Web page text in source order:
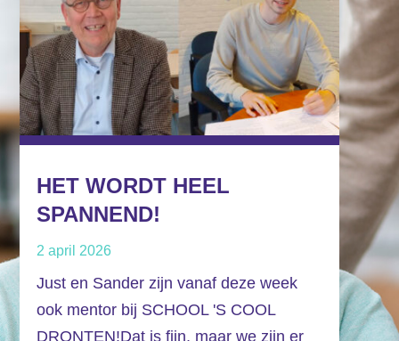
HET WORDT HEEL
SPANNEND!
2 april 2026
Just en Sander zijn vanaf deze week
ook mentor bij SCHOOL 'S COOL
DRONTEN!Dat is fijn, maar we zijn er